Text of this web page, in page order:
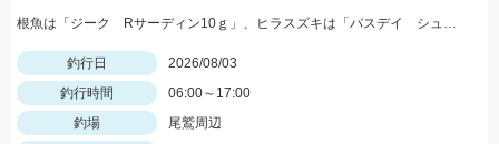
根魚は「ジーク Rサーディン10ｇ」、ヒラスズキは「バスデイ シュガペン70Ｆ」が好調！
釣行日
2026/08/03
釣行時間
06:00～17:00
釣場
尾鷲周辺